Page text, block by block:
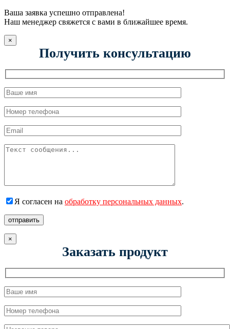
Ваша заявка успешно отправлена!
Наш менеджер свяжется с вами в ближайшее время.
×
Получить консультацию
Я согласен на обработку персональных данных.
отправить
×
Заказать продукт